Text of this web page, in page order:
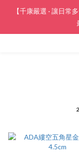
【千康嚴選 · 讓日常